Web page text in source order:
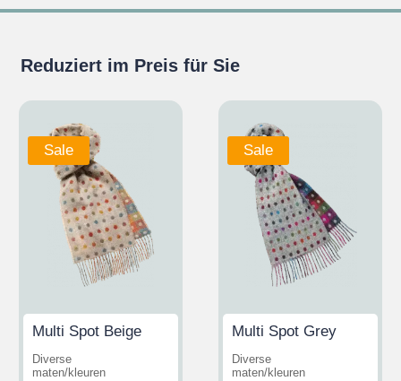
Reduziert im Preis für Sie
Sale
Multi Spot Beige
Diverse
maten/kleuren
Sale
Multi Spot Grey
Diverse
maten/kleuren